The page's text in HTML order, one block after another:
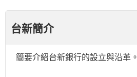
台新簡介
簡要介紹台新銀行的設立與沿革。